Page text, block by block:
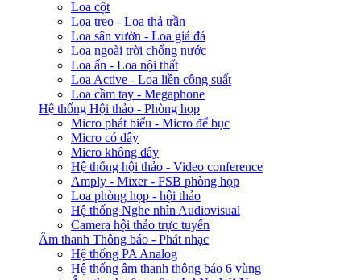
Loa cột
Loa treo - Loa thả trần
Loa sân vườn - Loa giả đá
Loa ngoài trời chống nước
Loa ẩn - Loa nội thất
Loa Active - Loa liền công suất
Loa cầm tay - Megaphone
Hệ thống Hội thảo - Phòng họp
Micro phát biểu - Micro để bục
Micro có dây
Micro không dây
Hệ thống hội thảo - Video conference
Amply - Mixer - FSB phòng họp
Loa phòng họp - hội thảo
Hệ thống Nghe nhìn Audiovisual
Camera hội thảo trực tuyến
Âm thanh Thông báo - Phát nhạc
Hệ thống PA Analog
Hệ thống âm thanh thông báo 6 vùng